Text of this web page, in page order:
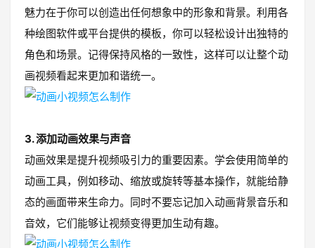
魅力在于你可以创造出任何想象中的形象和背景。利用各
种绘图软件或平台提供的模板，你可以轻松设计出独特的
角色和场景。记得保持风格的一致性，这样可以让整个动
画视频看起来更加和谐统一。
3. 添加动画效果与声音
动画效果是提升视频吸引力的重要因素。学会使用简单的
动画工具，例如移动、缩放或旋转等基本操作，就能给静
态的画面带来生命力。同时不要忘记加入动画背景音乐和
音效，它们能够让视频变得更加生动有趣。